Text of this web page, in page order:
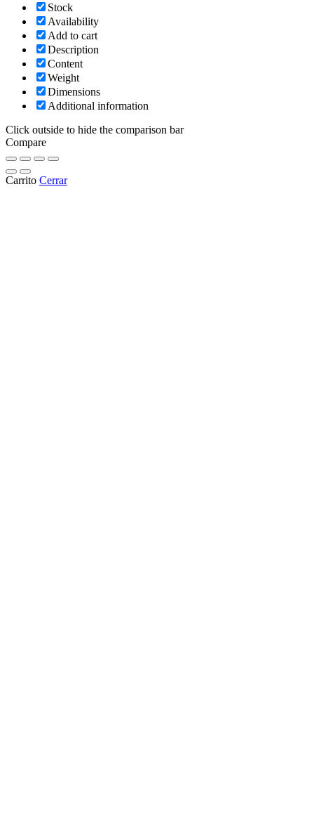
Stock
Availability
Add to cart
Description
Content
Weight
Dimensions
Additional information
Click outside to hide the comparison bar
Compare
Carrito Cerrar